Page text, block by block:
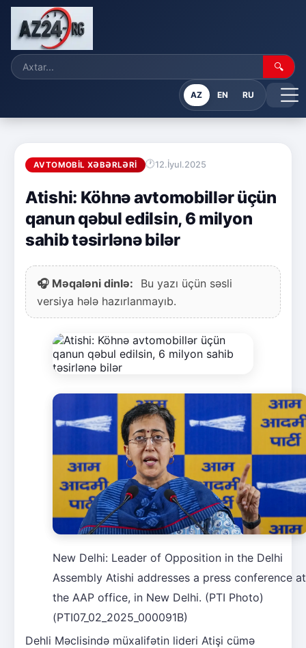
🔍
AZ EN RU
AVTOMOBIL XƏBƏRLƏRI 12.İyul.2025
Atishi: Köhnə avtomobillər üçün
qanun qəbul edilsin, 6 milyon
sahib təsirlənə bilər
🎧 Məqaləni dinlə:
Bu yazı üçün səsli
versiya hələ hazırlanmayıb.
New Delhi: Leader of Opposition in the Delhi
Assembly Atishi addresses a press conference at
the AAP office, in New Delhi. (PTI Photo)
(PTI07_02_2025_000091B)
Dehli Məclisində müxalifətin lideri Atişi cümə